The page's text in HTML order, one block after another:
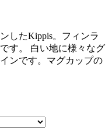
したKippis。フィンラ
す。 白い地に様々なグ
ンです。マグカップの